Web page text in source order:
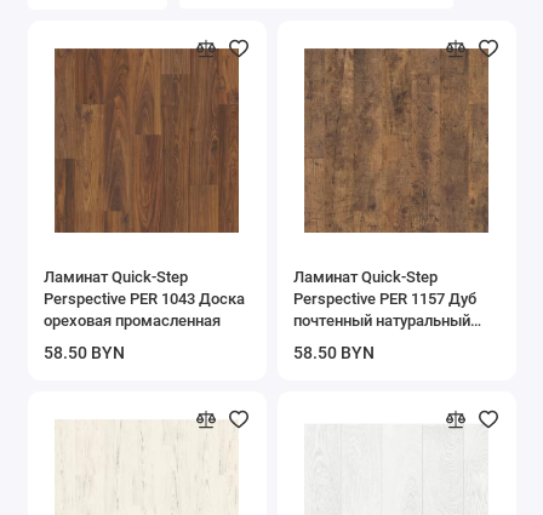
Binyl Pro
Quick-Step
Kastamonu
Подложка для ламината
Ламинат Quick-Step
Perspective PER 1043 Доска
ореховая промасленная
58.50 BYN
Ламинат Quick-Step
Perspective PER 1157 Дуб
почтенный натуральный
58.50 BYN